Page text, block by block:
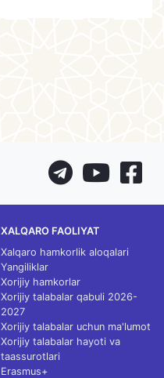
XALQARO FAOLIYAT
Xalqaro hamkorlik aloqalari
Yangiliklar
Xorijiy hamkorlar
Xorijiy talabalar qabuli 2026-
2027
Xorijiy talabalar uchun ma'lumot
Xorijiy talabalar hayoti va
taassurotlari
Erasmus+